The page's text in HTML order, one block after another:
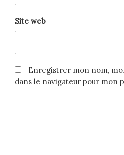
Site web
Enregistrer mon nom,
dans le navigateur pour mon